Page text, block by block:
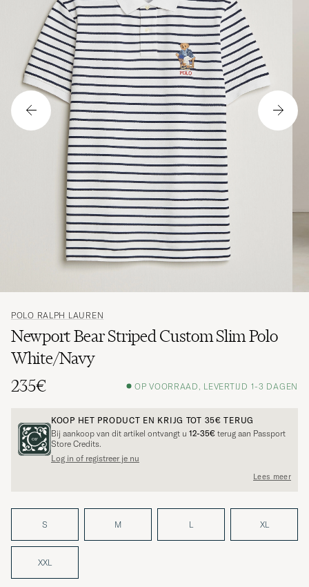
POLO RALPH LAUREN
Newport Bear Striped Custom Slim Polo
White/Navy
235€
OP VOORRAAD, LEVERTIJD 1-3 DAGEN
KOOP HET PRODUCT EN KRIJG TOT 35€ TERUG
Bij aankoop van dit artikel ontvangt u 12-35€ terug aan Passport
Store Credits.
Log in of registreer je nu
Lees meer
S M L XL
XXL